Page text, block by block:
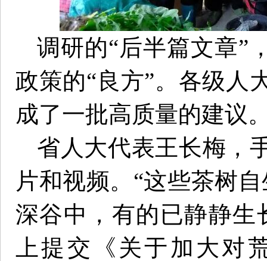
调研的“后半篇文章”
政策的“良方”。各级人
成了一批高质量的建议
省人大代表王长梅，
片和视频。“这些茶树
深谷中，有的已静静生
上提交《关于加大对